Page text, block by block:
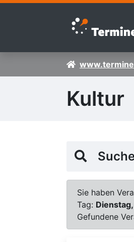
Zur Navigation springen
Zum Inhalt springen
Kultur
Sie haben
Tag:
Gefundene